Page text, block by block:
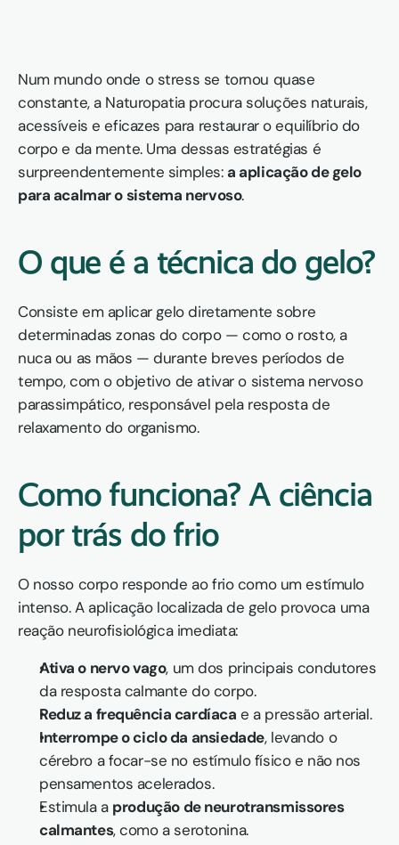
Num mundo onde o stress se tornou quase
constante, a Naturopatia procura soluções naturais,
acessíveis e eficazes para restaurar o equilíbrio do
corpo e da mente. Uma dessas estratégias é
surpreendentemente simples: a aplicação de gelo
para acalmar o sistema nervoso.
O que é a técnica do gelo?
Consiste em aplicar gelo diretamente sobre
determinadas zonas do corpo — como o rosto, a
nuca ou as mãos — durante breves períodos de
tempo, com o objetivo de ativar o sistema nervoso
parassimpático, responsável pela resposta de
relaxamento do organismo.
Como funciona? A ciência
por trás do frio
O nosso corpo responde ao frio como um estímulo
intenso. A aplicação localizada de gelo provoca uma
reação neurofisiológica imediata:
Ativa o nervo vago, um dos principais condutores
da resposta calmante do corpo.
Reduz a frequência cardíaca e a pressão arterial.
Interrompe o ciclo da ansiedade, levando o
cérebro a focar-se no estímulo físico e não nos
pensamentos acelerados.
Estimula a produção de neurotransmissores
calmantes, como a serotonina.